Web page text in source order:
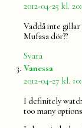
2012-04-25 kl.
Vaddå inte gillar
Mufasa dör??
Svara
Vanessa
2012-04-27 kl.
I definitely
too many